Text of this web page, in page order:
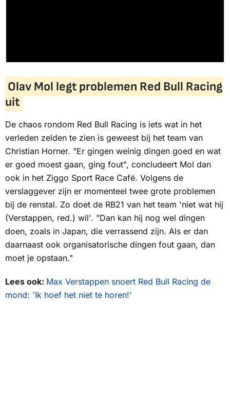
Olav Mol legt problemen Red Bull Racing
uit
De chaos rondom Red Bull Racing is iets wat in het
verleden zelden te zien is geweest bij het team van
Christian Horner. "Er gingen weinig dingen goed en wat
er goed moest gaan, ging fout", concludeert Mol dan
ook in het Ziggo Sport Race Café. Volgens de
verslaggever zijn er momenteel twee grote problemen
bij de renstal. Zo doet de RB21 van het team 'niet wat hij
(Verstappen, red.) wil'. "Dan kan hij nog wel dingen
doen, zoals in Japan, die verrassend zijn. Als er dan
daarnaast ook organisatorische dingen fout gaan, dan
moet je opstaan."
Lees ook: Max Verstappen snoert Red Bull Racing de
mond: 'Ik hoef het niet te horen!'